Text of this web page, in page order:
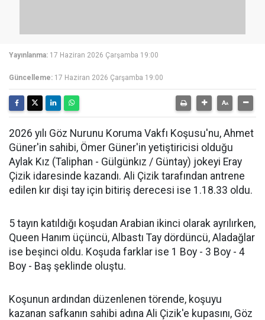
Yayınlanma: 17 Haziran 2026 Çarşamba 19:00
Güncelleme: 17 Haziran 2026 Çarşamba 19:00
2026 yılı Göz Nurunu Koruma Vakfı Koşusu'nu, Ahmet
Güner'in sahibi, Ömer Güner'in yetiştiricisi olduğu
Aylak Kız (Taliphan - Gülgünkız / Güntay) jokeyi Eray
Çizik idaresinde kazandı. Ali Çizik tarafından antrene
edilen kır dişi tay için bitiriş derecesi ise 1.18.33 oldu.
5 tayın katıldığı koşudan Arabian ikinci olarak ayrılırken,
Queen Hanım üçüncü, Albastı Tay dördüncü, Aladağlar
ise beşinci oldu. Koşuda farklar ise 1 Boy - 3 Boy - 4
Boy - Baş şeklinde oluştu.
Koşunun ardından düzenlenen törende, koşuyu
kazanan safkanın sahibi adına Ali Çizik'e kupasını, Göz